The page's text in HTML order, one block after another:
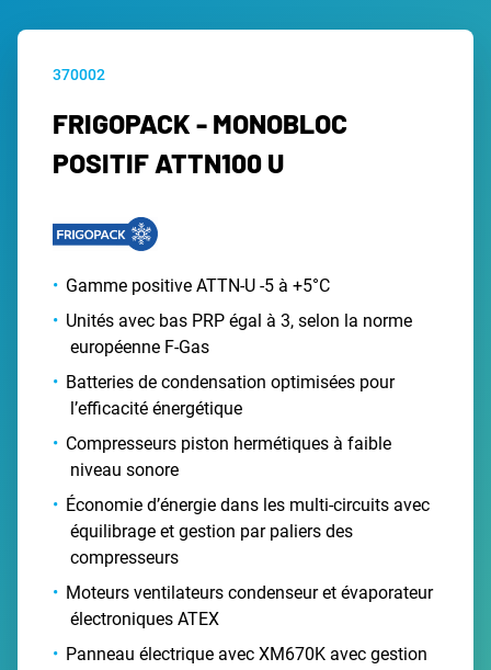
370002
FRIGOPACK - MONOBLOC
POSITIF ATTN100 U
Gamme positive ATTN-U -5 à +5°C
Unités avec bas PRP égal à 3, selon la norme
européenne F-Gas
Batteries de condensation optimisées pour
l’efficacité énergétique
Compresseurs piston hermétiques à faible
niveau sonore
Économie d’énergie dans les multi-circuits avec
équilibrage et gestion par paliers des
compresseurs
Moteurs ventilateurs condenseur et évaporateur
électroniques ATEX
Panneau électrique avec XM670K avec gestion